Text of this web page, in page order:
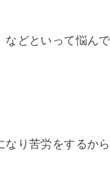
などといって悩ん
なり苦労をするか